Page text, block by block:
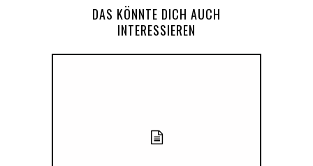
DAS KÖNNTE DICH AUCH
INTERESSIEREN